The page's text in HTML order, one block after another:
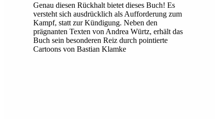
Genau diesen Rückhalt bietet dieses Buch! Es
versteht sich ausdrücklich als Aufforderung zum
Kampf, statt zur Kündigung. Neben den
prägnanten Texten von Andrea Würtz, erhält das
Buch sein besonderen Reiz durch pointierte
Cartoons von Bastian Klamke